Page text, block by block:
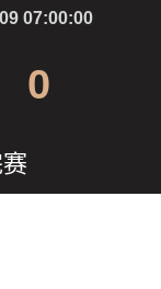
07:00:00
0